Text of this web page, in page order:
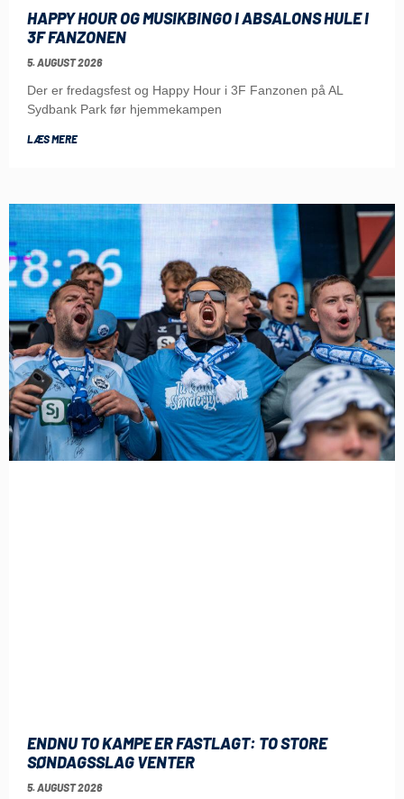
HAPPY HOUR OG MUSIKBINGO I ABSALONS HULE I
3F FANZONEN
5. AUGUST 2026
Der er fredagsfest og Happy Hour i 3F Fanzonen på AL
Sydbank Park før hjemmekampen
LÆS MERE
ENDNU TO KAMPE ER FASTLAGT: TO STORE
SØNDAGSSLAG VENTER
5. AUGUST 2026